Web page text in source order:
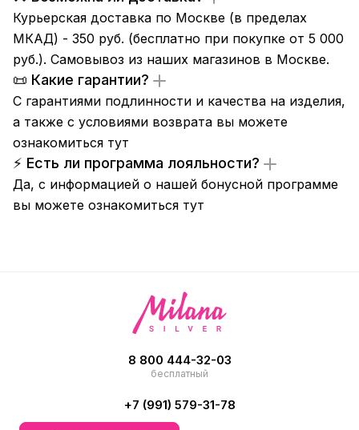
Курьерская доставка по Москве (в пределах
МКАД) - 350 руб. (бесплатно при покупке от 5 000
руб.). Самовывоз из наших магазинов в Москве.
📜 Какие гарантии?
С гарантиями подлинности и качества на изделия,
а также с условиями возврата вы можете
ознакомиться тут
⚡ Есть ли программа лояльности?
Да, с информацией о нашей бонусной программе
вы можете ознакомиться тут
8 800 444-32-03
бесплатный
+7 (991) 579-31-78